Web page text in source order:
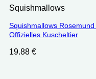
Squishmallows
Squishmallows
Offizielles Kuscheltier
19.88 €